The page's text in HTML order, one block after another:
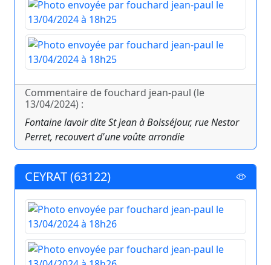
Commentaire de fouchard jean-paul (le
13/04/2024) :
Fontaine lavoir dite St jean à Boisséjour, rue Nestor
Perret, recouvert d'une voûte arrondie
CEYRAT (63122)